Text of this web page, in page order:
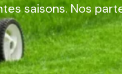
saisons. Nos